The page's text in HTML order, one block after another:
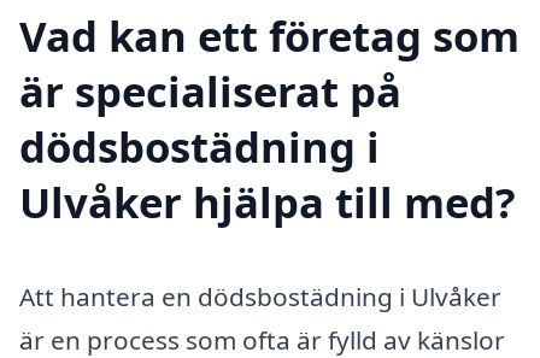
Vad kan ett företag som
är specialiserat på
dödsbostädning i
Ulvåker hjälpa till med?
Att hantera en dödsbostädning i Ulvåker
är en process som ofta är fylld av känslor